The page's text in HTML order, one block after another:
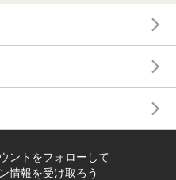
ントをフォローして
情報を受け取ろう